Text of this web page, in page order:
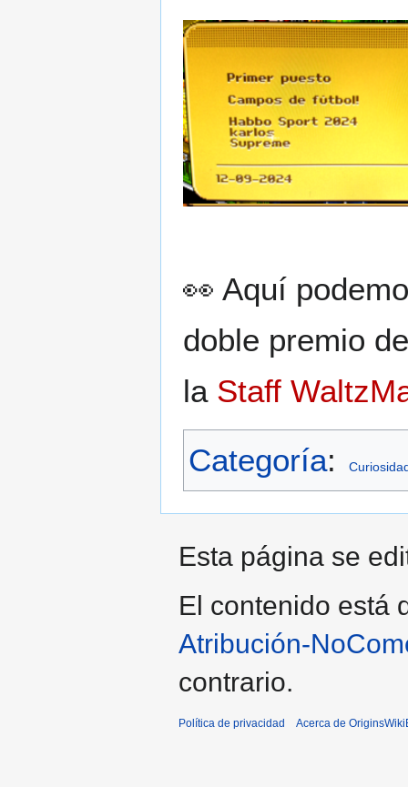
👀 Aquí
doble premio
la Staff
Categoría:
Esta página se
El contenido está
Atribución-
contrario.
Política de privacidad Acerca de